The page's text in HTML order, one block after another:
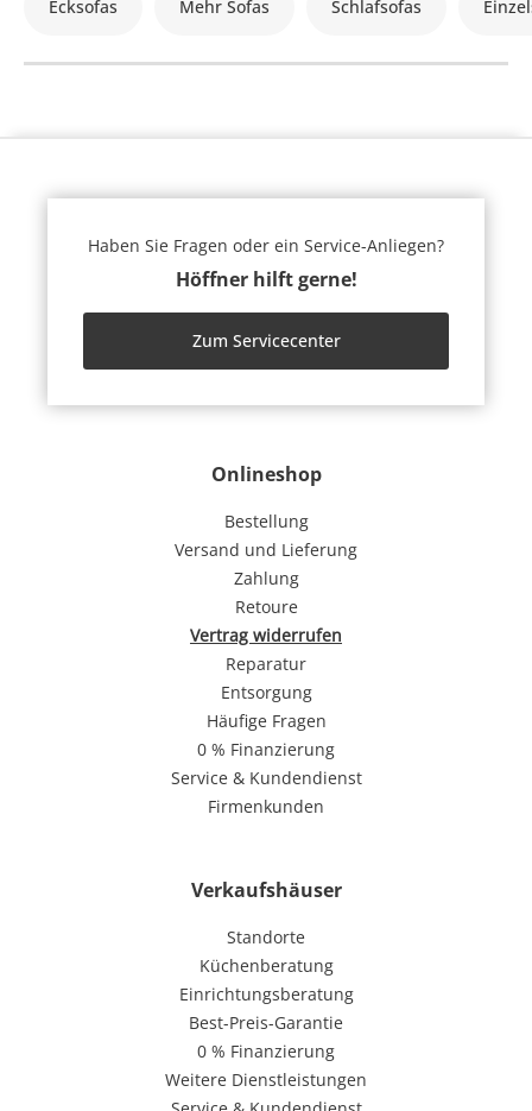
Ecksofas Mehr Sofas Schlafsofas
Onlineshop
Bestellung
Versand und Lieferung
Zahlung
Retoure
Vertrag widerrufen
Reparatur
Entsorgung
Häufige Fragen
0 % Finanzierung
Service & Kundendienst
Firmenkunden
Verkaufshäuser
Standorte
Küchenberatung
Einrichtungsberatung
Best-Preis-Garantie
0 % Finanzierung
Weitere Dienstleistungen
Haben Sie Fragen oder ein Service-Anliegen?
Höffner hilft gerne!
Zum Servicecenter